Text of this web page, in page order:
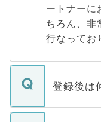
ートナーに
ちろん、非
行なってお
登録後は
ご登録いた